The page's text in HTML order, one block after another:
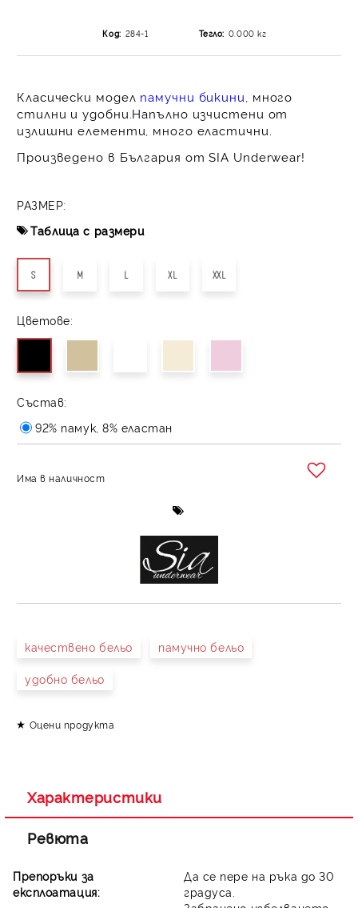
Код: 284-1 Тегло: 0.000 кг
Класически модел памучни бикини , много
стилни и удобни.Напълно изчистени от
излишни елементи, много еластични.
Произведено в България от SIA Underwear!
РАЗМЕР:
Таблица с размери
S M L XL XXL
Цветове:
Състав:
92% памук, 8% еластан
Има в наличност
качествено бельо памучно бельо
удобно бельо
Оцени продукта
Характеристики
Ревюта
Препоръки за
експлоатация:
Да се пере на ръка до 30
градуса.